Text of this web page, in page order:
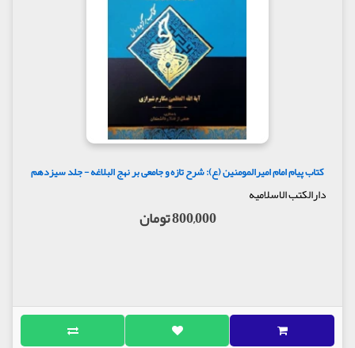
کتاب پیام امام امیرالمومنین (ع): شرح تازه و جامعی بر نهج البلاغه - جلد سیزدهم
دارالکتب الاسلامیه
800,000 تومان